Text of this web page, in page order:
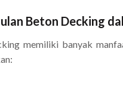
Beton Decking
memiliki banyak